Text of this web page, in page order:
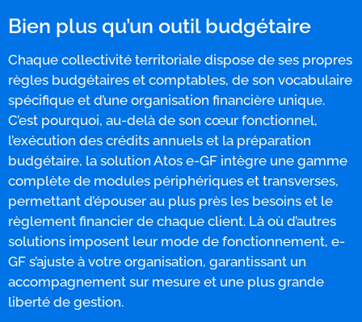
Bien plus qu’un outil budgétaire
Chaque collectivité territoriale dispose de ses propres
règles budgétaires et comptables, de son vocabulaire
spécifique et d’une organisation financière unique.
C’est pourquoi, au-delà de son cœur fonctionnel,
l’exécution des crédits annuels et la préparation
budgétaire, la solution Atos e-GF intègre une gamme
complète de modules périphériques et transverses,
permettant d’épouser au plus près les besoins et le
règlement financier de chaque client. Là où d’autres
solutions imposent leur mode de fonctionnement, e-
GF s’ajuste à votre organisation, garantissant un
accompagnement sur mesure et une plus grande
liberté de gestion.